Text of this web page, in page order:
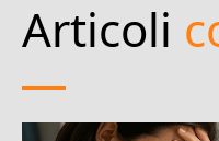
Articoli